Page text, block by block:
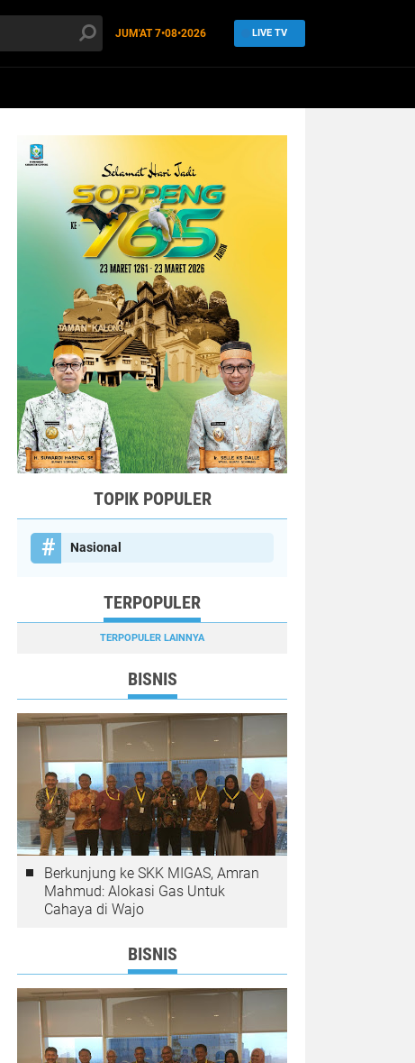
JUM'AT7•08•2026 LIVE TV
TOPIK POPULER
Nasional
TERPOPULER
TERPOPULER LAINNYA
BISNIS
Berkunjung ke SKK MIGAS, Amran
Mahmud: Alokasi Gas Untuk
Cahaya di Wajo
BISNIS